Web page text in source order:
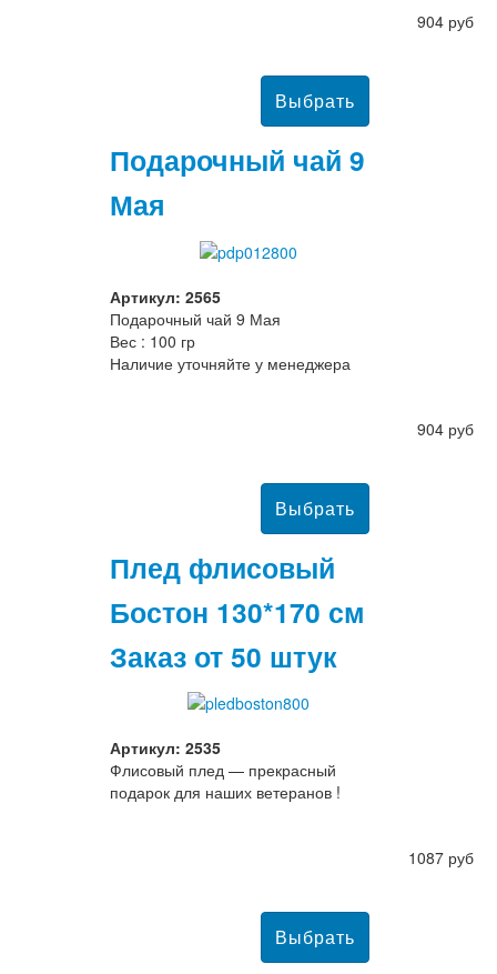
904 руб
Подарочный чай 9
Мая
Артикул: 2565
Подарочный чай 9 Мая
Вес : 100 гр
Наличие уточняйте у менеджера
904 руб
Плед флисовый
Бостон 130*170 см
Заказ от 50 штук
Артикул: 2535
Флисовый плед — прекрасный
подарок для наших ветеранов !
1087 руб